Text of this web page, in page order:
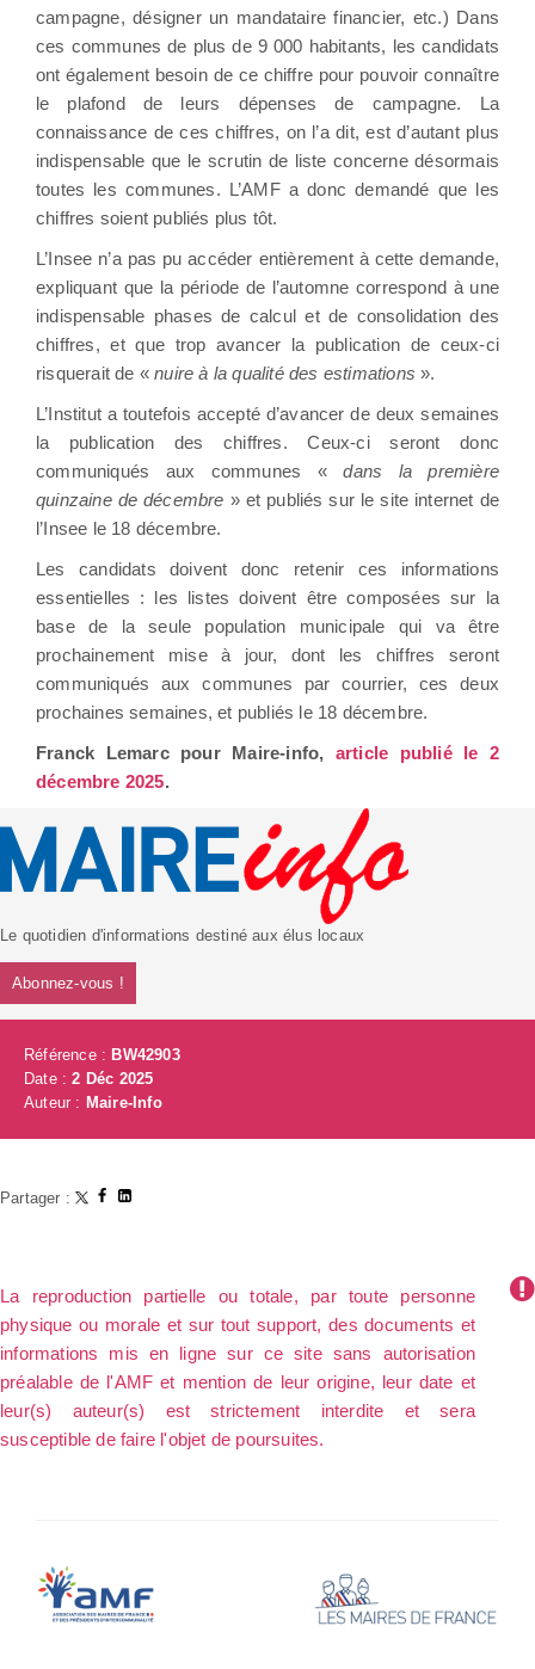
campagne, désigner un mandataire financier, etc.) Dans
ces communes de plus de 9 000 habitants, les candidats
ont également besoin de ce chiffre pour pouvoir connaître
le plafond de leurs dépenses de campagne. La
connaissance de ces chiffres, on l’a dit, est d’autant plus
indispensable que le scrutin de liste concerne désormais
toutes les communes. L’AMF a donc demandé que les
chiffres soient publiés plus tôt.
L’Insee n’a pas pu accéder entièrement à cette demande,
expliquant que la période de l’automne correspond à une
indispensable phases de calcul et de consolidation des
chiffres, et que trop avancer la publication de ceux-ci
risquerait de «nuire à la qualité des estimations ».
L’Institut a toutefois accepté d’avancer de deux semaines
la publication des chiffres. Ceux-ci seront donc
communiqués aux communes «dans la première
quinzaine de décembre » et publiés sur le site internet de
l’Insee le 18 décembre.
Les candidats doivent donc retenir ces informations
essentielles : les listes doivent être composées sur la
base de la seule population municipale qui va être
prochainement mise à jour, dont les chiffres seront
communiqués aux communes par courrier, ces deux
prochaines semaines, et publiés le 18 décembre.
Franck Lemarc pour Maire-info, article publié le 2
décembre 2025.
Le quotidien d'informations destiné aux élus locaux
Abonnez-vous !
Référence :BW42903
Date :2 Déc 2025
Auteur : Maire-Info
Partager :
La reproduction partielle ou totale, par toute personne
physique ou morale et sur tout support, des documents et
informations mis en ligne sur ce site sans autorisation
préalable de l'AMF et mention de leur origine, leur date et
leur(s) auteur(s) est strictement interdite et sera
susceptible de faire l'objet de poursuites.